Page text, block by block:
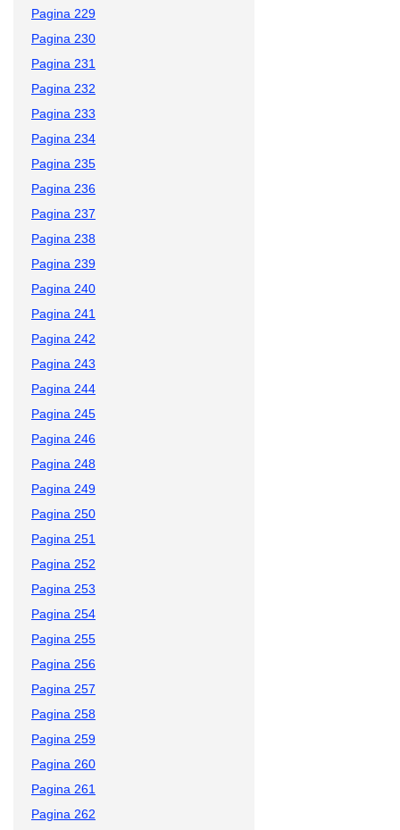
Pagina 229
Pagina 230
Pagina 231
Pagina 232
Pagina 233
Pagina 234
Pagina 235
Pagina 236
Pagina 237
Pagina 238
Pagina 239
Pagina 240
Pagina 241
Pagina 242
Pagina 243
Pagina 244
Pagina 245
Pagina 246
Pagina 248
Pagina 249
Pagina 250
Pagina 251
Pagina 252
Pagina 253
Pagina 254
Pagina 255
Pagina 256
Pagina 257
Pagina 258
Pagina 259
Pagina 260
Pagina 261
Pagina 262